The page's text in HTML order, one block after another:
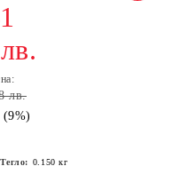
лв.
(9%)
Тегло: 0.150 кг